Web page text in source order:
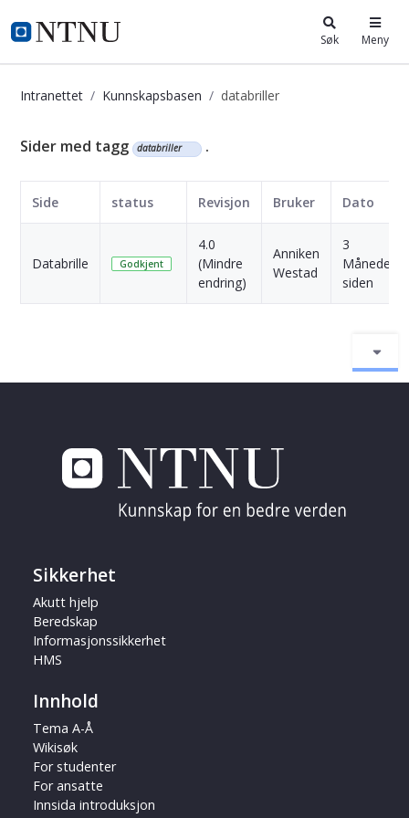
i.ntnu.no Søk Meny
Intranettet Kunnskapsbasen databriller
Kunnskapsbasen
Sider med tagg databriller .
Side status Revisjon Bruker Dato
Databrille Godkjent
4.0
(Mindre
endring)
Anniken
Westad
3
Måneder
siden
Sikkerhet
Akutt hjelp
Beredskap
Informasjonssikkerhet
HMS
Innhold
Tema A-Å
Wikisøk
For studenter
For ansatte
Innsida introduksjon